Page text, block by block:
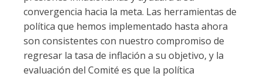
convergencia hacia la meta. Las herramientas de
política que hemos implementado hasta ahora
son consistentes con nuestro compromiso de
regresar la tasa de inflación a su objetivo, y la
evaluación del Comité es que la política